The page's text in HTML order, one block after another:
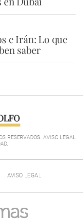
e Irán: Lo que
saber
RESERVADOS. AVISO LEGAL
.
AVISO LEGAL